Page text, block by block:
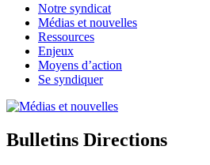
Notre syndicat
Médias et nouvelles
Ressources
Enjeux
Moyens d’action
Se syndiquer
Bulletins Directions